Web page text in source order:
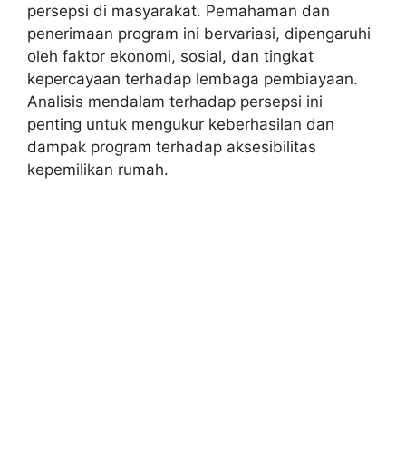
persepsi di masyarakat. Pemahaman dan
penerimaan program ini bervariasi, dipengaruhi
oleh faktor ekonomi, sosial, dan tingkat
kepercayaan terhadap lembaga pembiayaan.
Analisis mendalam terhadap persepsi ini
penting untuk mengukur keberhasilan dan
dampak program terhadap aksesibilitas
kepemilikan rumah.